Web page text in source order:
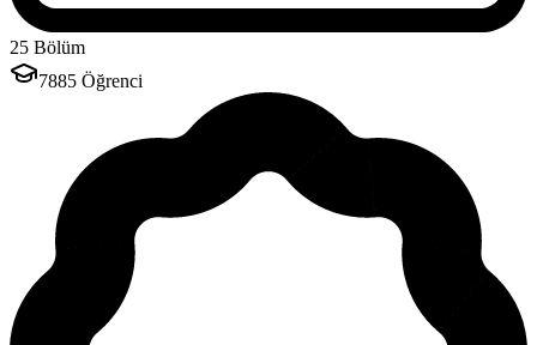
25 Bölüm
7885 Öğrenci